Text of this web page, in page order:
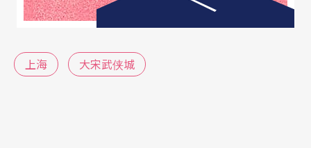
几乎所有的观众和游客都觉得，从进门检票员叫你
经常碰到拿著刀枪的武林中人，如同凶神恶煞地向
上海 大宋武侠城